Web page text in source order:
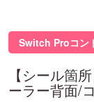
Switch Proコン
【シール箇
ーラー背面/